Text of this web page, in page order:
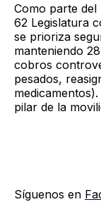
Como parte
62 Legislatura
se prioriza
manteniendo
cobros
pesados,
pilar de la
Síguenos en